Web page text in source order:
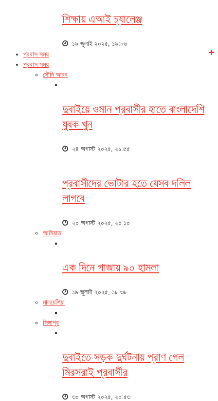
শিক্ষায় এআই চ্যালেঞ্জ
১৯ জুলাই ২০২৫, ১৯:০৬
প্রবাস সময়
প্রবাস সময়
সৌদি আরব
দুবাইয়ে ওমান প্রবাসীর হাতে বাংলাদেশি
যুবক খুন
২৪ অগাস্ট ২০২৫, ২১:৫৫
প্রবাসীদের ভোটার হতে যেসব দলিল
লাগবে
২০ অগাস্ট ২০২৫, ২০:১০
আমিরাত
এক দিনে গাজায় ৯০ হামলা
১৯ জুলাই ২০২৫, ১৮:৩৮
মালয়েশিয়া
সিঙ্গাপুর
দুবাইতে সড়ক দুর্ঘটনায় প্রাণ গেল
মিরসরাই প্রবাসীর
৩০ অগাস্ট ২০২৫, ২০:৫৩